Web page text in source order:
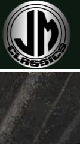
naar
de
inhoud